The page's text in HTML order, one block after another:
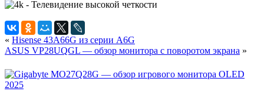
« Hisense 43A66G из серии A6G
ASUS VP28UQGL — обзор монитора с поворотом экрана »